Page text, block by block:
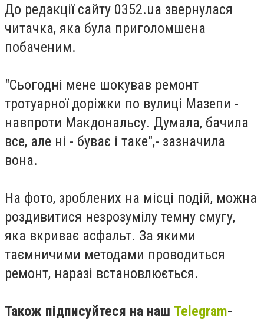
До редакції сайту 0352.ua звернулася
читачка, яка була приголомшена
побаченим.
"Сьогодні мене шокував ремонт
тротуарної доріжки по вулиці Мазепи -
навпроти Макдональсу. Думала, бачила
все, але ні - буває і таке",- зазначила
вона.
На фото, зроблених на місці подій, можна
роздивитися незрозумілу темну смугу,
яка вкриває асфальт. За якими
таємничими методами проводиться
ремонт, наразі встановлюється.
Також підписуйтеся на наш Telegram-